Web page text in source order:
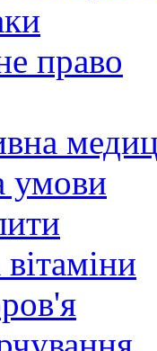
право
умови